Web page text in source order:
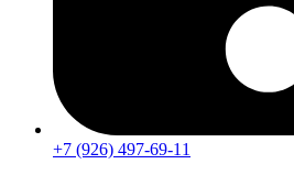
+7 (926) 497-69-11